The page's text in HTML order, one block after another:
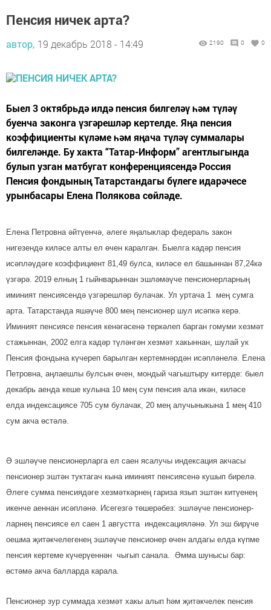
Пенсия ничек арта?
автор, 19 декабрь 2018 - 14:49 2190 0 0
Быел 3 октябрьдә илдә пенсия билгеләү һәм тү­ләү
буенча законга үзгә­решләр кертелде. Яңа пенсия
коэффициенты күләме һәм яңача түләү суммалары
билгеләнде. Бу хакта “Татар-Информ” агентлыгында
булып узган матбугат конферен­циясендә Россия
Пенсия фондының Татарстандагы бүлеге идарәчесе
урынбасары Елена Полякова сөйләде.
Елена Петровна әйтүен­чә, әлеге яңалыклар федераль закон
нигезендә ки­ләсе алты ел өчен каралган. Быелга кадәр пенсия
исәпләүдәге коэффициент 81,49 булса, киләсе ел башыннан 87,24кә
үзгәрә. 2019 елның 1 гыйнварыннан эшләмәүче пенсио­нер­ларның
иминият пен­сиясендә үзгәрешләр булачак. Ул уртача 1 мең сумга
ар­та. Татарстанда яшәүче 800 мең пенсионер шул исәп­кә керә.
Иминият пенсиясе пенсия кенәгәсенә теркә­леп барган гомуми хезмәт
стажыннан, 2002 елга кадәр түләнгән хезмәт хакыннан, шулай ук
Пенсия фондына күчереп барылган кертем­нәр­дән исәпләнелә. Елена
Петровна, аңлаешлы булсын өчен, мондый чагыштыру китерде: быел
декабрь аенда кеше кулына 10 мең сум пенсия ала икән, киләсе
елда индексациясе 705 сум булачак, 20 мең алучыныкына 1 мең 410
сум акча өстәлә.
Ә эшләүче пенсионер­лар­га ел саен ясалучы индексация акчасы
пенсионер эш­тән туктагач кына иминият пенсиясенә кушып бирелә.
Әлеге сумма пен­сия­дәге хез­мәткәрнең гариза язып эш­тән китүенең
икенче аеннан исәпләнә. Исегезгә төшерә­без: эшләү­че пенсионер­
лар­нең пенсиясе ел саен 1 августта ин­дексацияләнә. Ул эш бирүче
оешма җитәкче­легенең эш­ләүче пенсионер өчен алдагы елда күпме
пенсия кертеме күчерүеннән чыгып санала. Әмма шунысы бар:
өстәмә акча балларда карала.
Пенсионер зур суммада хезмәт хакы алып һәм җи­тәкчелек пенсия